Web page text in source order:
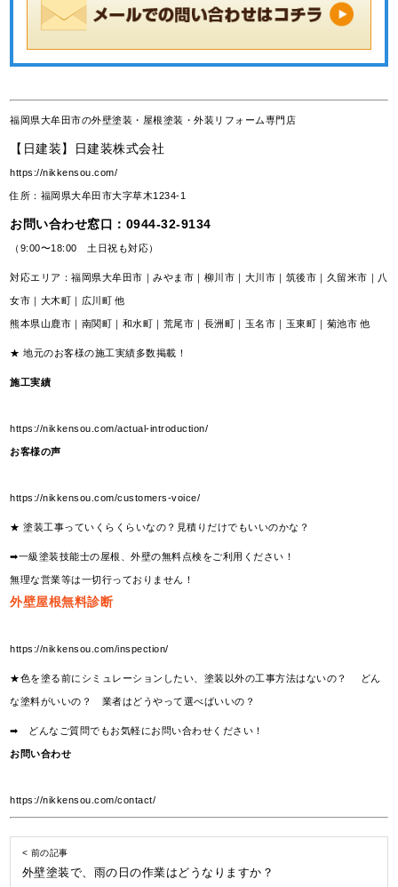
福岡県大牟田市の外壁塗装・屋根塗装・外装リフォーム専門店
【日建装】日建装株式会社
https://nikkensou.com/
住所：福岡県大牟田市大字草木1234-1
お問い合わせ窓口： 0944-32-9134
（9:00〜18:00 土日祝も対応）
対応エリア：福岡県大牟田市｜みやま市｜柳川市｜大川市｜筑後市｜久留米市｜八
女市｜大木町｜広川町 他
熊本県山鹿市｜南関町｜和水町｜荒尾市｜長洲町｜玉名市｜玉東町｜菊池市 他
★ 地元のお客様の施工実績多数掲載！
施工実績
https://nikkensou.com/actual-introduction/
お客様の声
https://nikkensou.com/customers-voice/
★ 塗装工事っていくらくらいなの？見積りだけでもいいのかな？
➡一級塗装技能士の屋根、外壁の無料点検をご利用ください！
無理な営業等は一切行っておりません！
外壁屋根無料診断
https://nikkensou.com/inspection/
★色を塗る前にシミュレーションしたい、塗装以外の工事方法はないの？ どん
な塗料がいいの？ 業者はどうやって選べばいいの？
➡ どんなご質問でもお気軽にお問い合わせください！
お問い合わせ
https://nikkensou.com/contact/
< 前の記事
外壁塗装で、雨の日の作業はどうなりますか？